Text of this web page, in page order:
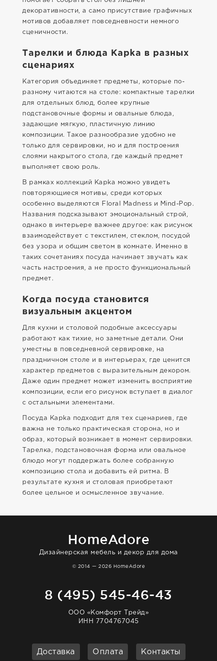
декоративности, а само присутствие графичных
мотивов добавляет повседневности немного
сценичности.
Тарелки и блюда Kapka в разных
сценариях
Категория объединяет предметы, которые по-
разному читаются на столе: компактные тарелки
для отдельных блюд, более крупные
подстановочные формы и овальные блюда,
задающие мягкую, пластичную линию
композиции. Такое разнообразие удобно не
только для сервировки, но и для построения
слоями накрытого стола, где каждый предмет
выполняет свою роль.
В рамках коллекций Kapka можно увидеть
повторяющиеся мотивы, среди которых
особенно выделяются Floral Madness и Mind-Pop.
Названия подсказывают эмоциональный строй,
однако в интерьере важнее другое: как рисунок
взаимодействует с текстилем, стеклом, посудой
без узора и общим светом в комнате. Именно в
таких сочетаниях посуда начинает звучать как
часть настроения, а не просто функциональный
предмет.
Когда посуда становится
визуальным акцентом
Для кухни и столовой подобные аксессуары
работают как тихие, но заметные детали. Они
уместны в повседневной сервировке, на
праздничном столе и в интерьерах, где ценится
характер предметов с выразительным декором.
Даже один предмет может изменить восприятие
композиции, если его рисунок вступает в диалог
с остальными элементами.
Посуда Kapka подходит для тех сценариев, где
важна не только практическая сторона, но и
образ, который возникает в момент сервировки.
Тарелка, подстановочная форма или овальное
блюдо могут поддержать более собранную
композицию стола и добавить ей ритма. В
результате кухня и столовая приобретают
более цельное и осмысленное звучание.
HomeAdore
Дизайнерская мебель и декор для дома
© 2014 — 2026 HomeAdore
8 (495) 545-46-43
ООО «Комфорт Трейд»
ИНН 7704767045
Доставка Оплата Контакты